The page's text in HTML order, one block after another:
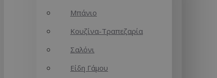
Μπάνιο
Κουζίνα-Τραπεζαρία
Σαλόνι
Είδη Γάμου